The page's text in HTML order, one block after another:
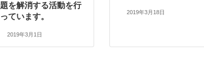
題を解消する活動を行
っています。
2019年3月1日
2019年3月18日